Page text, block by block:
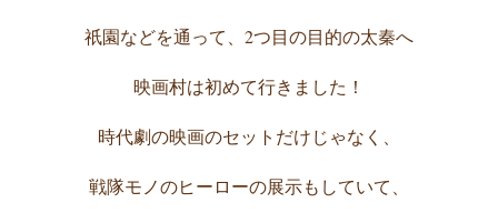
祇園などを通って、2つ目の目的の太秦へ
映画村は初めて行きました！
時代劇の映画のセットだけじゃなく、
戦隊モノのヒーローの展示もしていて、